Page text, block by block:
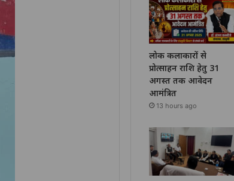
लोक कलाकारों से
प्रोत्साहन राशि हेतु 31
अगस्त तक आवेदन
आमंत्रित
13 hours ago